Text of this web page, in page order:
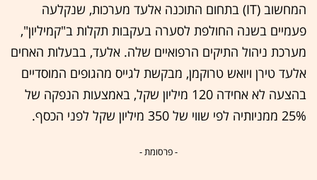
המחשוב (IT) בתחום התוכנה אלעד מערכות, שנקלעה
פעמיים בשנה החולפת לסערה בעקבות תקלות ב"קמיליון",
מערכת ניהול התיקים הרפואיים שלה. אלעד, בבעלות האחים
אלעד טירן ויואש טרוקמן, מבקשת לגייס מהגופים המוסדיים
בהצעה לא אחידה 120 מיליון שקל, באמצעות הנפקה של
25% ממניותיה לפי שווי של 350 מיליון שקל לפני הכסף.
- פרסומת -